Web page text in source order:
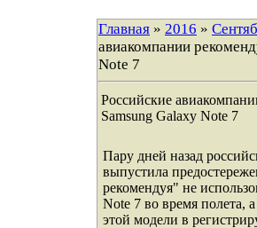
Главная » 2016 »
авиакомпании
Note 7
Российские
Samsung Galaxy Note 7
Пару дней назад
выпустила
рекомендуя" не
Note 7 во время полета,
этой модели в